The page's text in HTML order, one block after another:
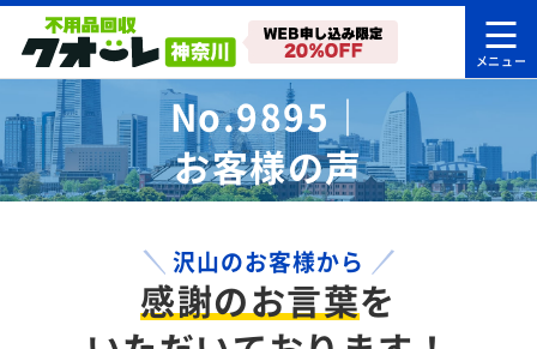
No.9895｜
お客様の声
沢山のお客様から
感謝のお言葉を